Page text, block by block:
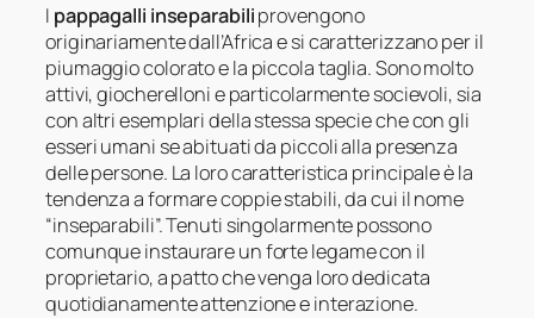
I pappagalli inseparabiliprovengono
originariamente dall’Africa e si caratterizzano per il
piumaggio colorato e la piccola taglia. Sono molto
attivi, giocherelloni e particolarmente socievoli, sia
con altri esemplari della stessa specie che con gli
esseri umani se abituati da piccoli alla presenza
delle persone. La loro caratteristica principale è la
tendenza a formare coppie stabili, da cui il nome
“inseparabili”. Tenuti singolarmente possono
comunque instaurare un forte legame con il
proprietario, a patto che venga loro dedicata
quotidianamente attenzione e interazione.